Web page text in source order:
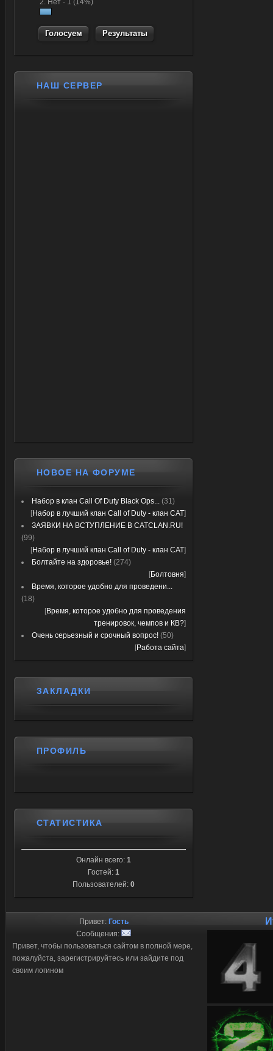
2. Нет - 1 (14%)
Результаты
НАШ СЕРВЕР
НОВОЕ НА ФОРУМЕ
Набор в клан Call Of Duty Black Ops... (31)
[Набор в лучший клан Call of Duty - клан CAT]
ЗАЯВКИ НА ВСТУПЛЕНИЕ В CATCLAN.RU!
(99)
[Набор в лучший клан Call of Duty - клан CAT]
Болтайте на здоровье! (274)
[Болтовня]
Время, которое удобно для проведени...
(18)
[Время, которое удобно для проведения
тренировок, чемпов и КВ?]
Очень серьезный и срочный вопрос! (50)
[Работа сайта]
ЗАКЛАДКИ
ПРОФИЛЬ
СТАТИСТИКА
Онлайн всего: 1
Гостей: 1
Пользователей: 0
Привет: Гость
Сообщения:
Привет, чтобы пользоваться сайтом в полной мере,
пожалуйста, зарегистрируйтесь или зайдите под
своим логином